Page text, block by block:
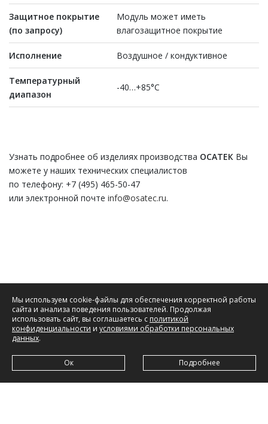
Защитное покрытие
(по запросу)
Модуль может иметь
влагозащитное покрытие
Исполнение Воздушное / кондуктивное
Температурный
диапазон
-40…+85°С
Узнать подробнее об изделиях производства ОСАТЕК Вы
можете у наших технических специалистов
по телефону: +7 (495) 465-50-47
или электронной почте info@osatec.ru.
Мы используем cookie-файлы для обеспечения корректной работы
сайта и анализа поведения пользователей. Продолжая
использовать сайт, вы соглашаетесь с политикой
конфиденциальности и условиями обработки персональных
данных.
Ок Подробнее